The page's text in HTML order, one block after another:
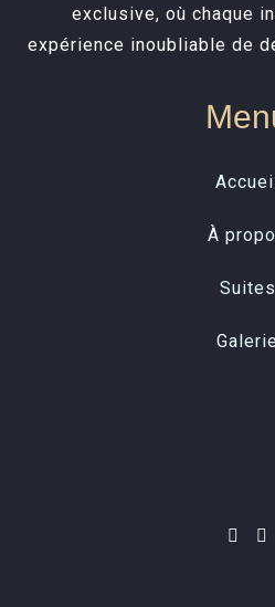
exclusive, où chaque
expérience inoubliable de
À
Suites
Galerie